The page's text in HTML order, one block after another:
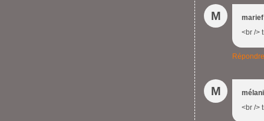
M
marief
<br />
Répondre
M
<br />